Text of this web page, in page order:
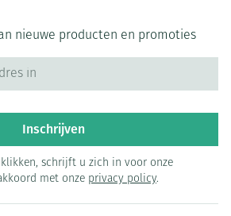
nieuwe producten en promoties
Inschrijven
schrijft u zich in voor onze
met onze privacy policy.